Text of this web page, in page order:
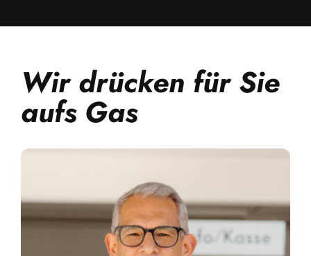
Wir drücken für Sie
aufs Gas